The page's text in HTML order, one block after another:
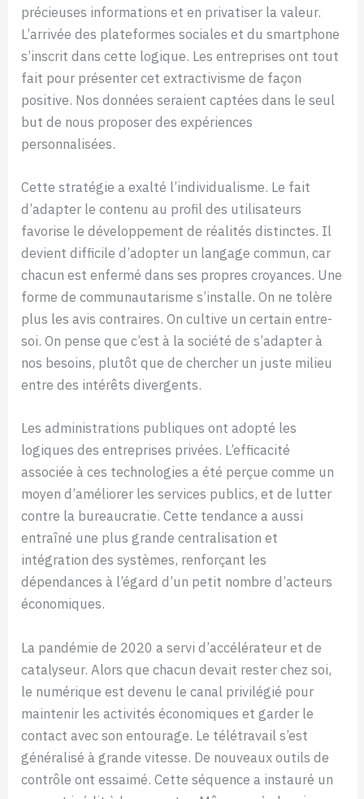
précieuses informations et en privatiser la valeur.
L’arrivée des plateformes sociales et du smartphone
s’inscrit dans cette logique. Les entreprises ont tout
fait pour présenter cet extractivisme de façon
positive. Nos données seraient captées dans le seul
but de nous proposer des expériences
personnalisées.
Cette stratégie a exalté l’individualisme. Le fait
d’adapter le contenu au profil des utilisateurs
favorise le développement de réalités distinctes. Il
devient difficile d’adopter un langage commun, car
chacun est enfermé dans ses propres croyances. Une
forme de communautarisme s’installe. On ne tolère
plus les avis contraires. On cultive un certain entre-
soi. On pense que c’est à la société de s’adapter à
nos besoins, plutôt que de chercher un juste milieu
entre des intérêts divergents.
Les administrations publiques ont adopté les
logiques des entreprises privées. L’efficacité
associée à ces technologies a été perçue comme un
moyen d’améliorer les services publics, et de lutter
contre la bureaucratie. Cette tendance a aussi
entraîné une plus grande centralisation et
intégration des systèmes, renforçant les
dépendances à l’égard d’un petit nombre d’acteurs
économiques.
La pandémie de 2020 a servi d’accélérateur et de
catalyseur. Alors que chacun devait rester chez soi,
le numérique est devenu le canal privilégié pour
maintenir les activités économiques et garder le
contact avec son entourage. Le télétravail s’est
généralisé à grande vitesse. De nouveaux outils de
contrôle ont essaimé. Cette séquence a instauré un